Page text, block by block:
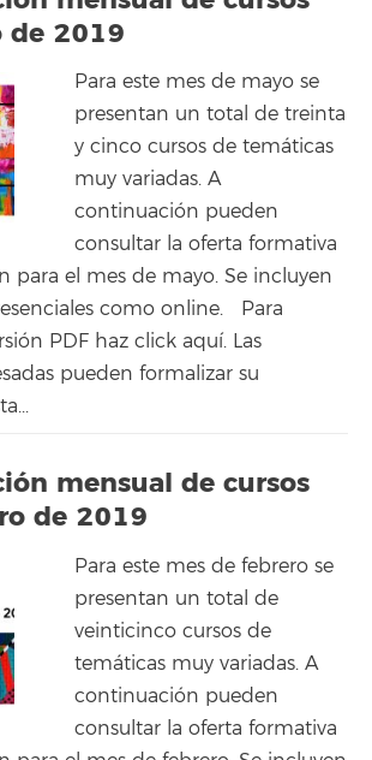
de 2019
Para este mes de mayo se
presentan un total de treinta
y cinco cursos de temáticas
muy variadas. A
continuación pueden
consultar la oferta formativa
para el mes de mayo. Se incluyen
como online. Para
PDF haz click aquí. Las
pueden formalizar su
mensual de cursos
de 2019
Para este mes de febrero se
presentan un total de
veinticinco cursos de
temáticas muy variadas. A
continuación pueden
consultar la oferta formativa